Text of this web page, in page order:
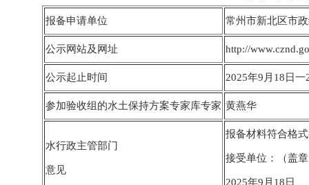
报备申请单位 常州市新北区市
公示网站及网址 http://
公示起止时间 2025年9月18日
参加验收组的水土保持方案专家库专家 黄燕华
水行政主管部门
意见
报备材料符合格
接受单位：（盖
2025年9月18日